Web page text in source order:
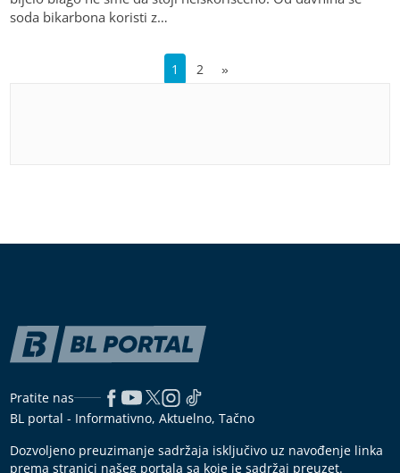
soda bikarbona koristi z…
1 2 »
Pratite nas
BL portal - Informativno, Aktuelno, Tačno
Dozvoljeno preuzimanje sadržaja isključivo uz navođenje linka
prema stranici našeg portala sa koje je sadržaj preuzet.